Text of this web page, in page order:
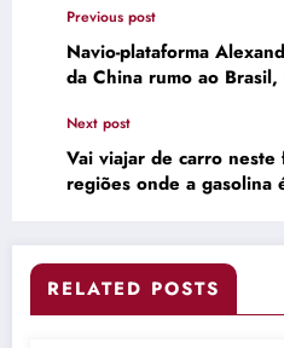
Previous post
Navio-plataforma
da China rumo ao
Next post
Vai viajar de carro neste
regiões onde a gasolina
RELATED POSTS